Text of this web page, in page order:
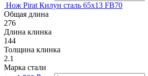
Нож Pirat Килун сталь 65х13 FB70
Общая длина
276
Длина клинка
144
Толщина клинка
2.1
Марка стали